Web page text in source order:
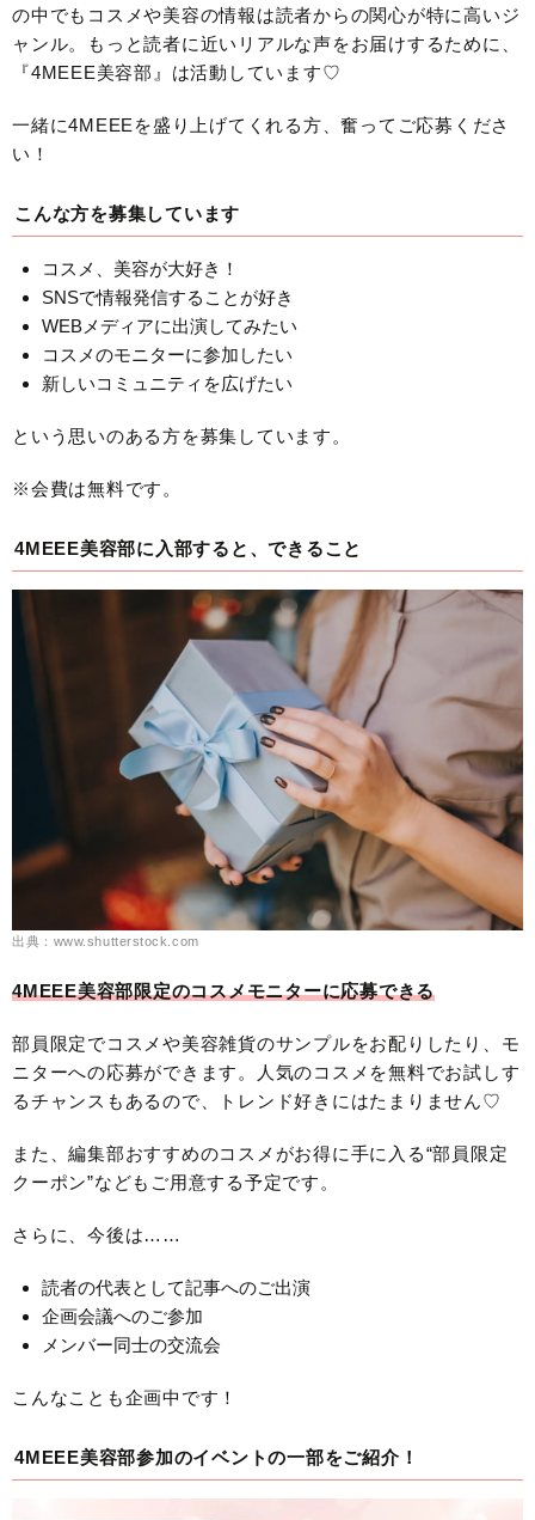
の中でもコスメや美容の情報は読者からの関心が特に高いジ
ャンル。もっと読者に近いリアルな声をお届けするために、
『4MEEE美容部』は活動しています♡
一緒に4MEEEを盛り上げてくれる方、奮ってご応募くださ
い！
こんな方を募集しています
コスメ、美容が大好き！
SNSで情報発信することが好き
WEBメディアに出演してみたい
コスメのモニターに参加したい
新しいコミュニティを広げたい
という思いのある方を募集しています。
※会費は無料です。
4MEEE美容部に入部すると、できること
出典：www.shutterstock.com
4MEEE美容部限定のコスメモニターに応募できる
部員限定でコスメや美容雑貨のサンプルをお配りしたり、モ
ニターへの応募ができます。人気のコスメを無料でお試しす
るチャンスもあるので、トレンド好きにはたまりません♡
また、編集部おすすめのコスメがお得に手に入る“部員限定
クーポン”などもご用意する予定です。
さらに、今後は……
読者の代表として記事へのご出演
企画会議へのご参加
メンバー同士の交流会
こんなことも企画中です！
4MEEE美容部参加のイベントの一部をご紹介！